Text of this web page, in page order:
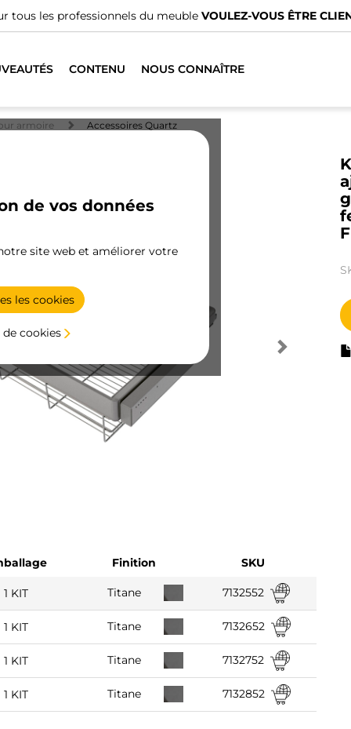
tous les professionnels du meuble VOULEZ-VOUS ÊTRE
CONTENU NOUS CONNAÎTRE
de vos données
site web et améliorer votre
les cookies
cookies
armoire Accessoires Quartz
Finition SKU
1 KIT Titane 7132552
1 KIT Titane 7132652
1 KIT Titane 7132752
1 KIT Titane 7132852